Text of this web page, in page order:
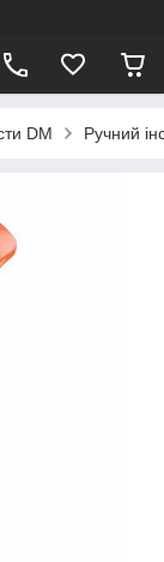
DM Ручний